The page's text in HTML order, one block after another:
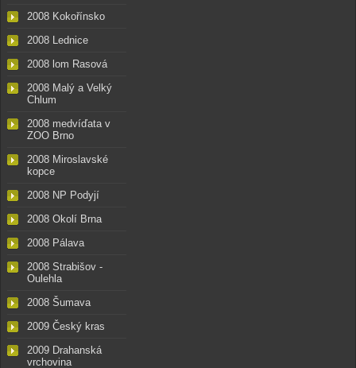
2008 Kokořínsko
2008 Lednice
2008 lom Rasová
2008 Malý a Velký
Chlum
2008 medvíďata v
ZOO Brno
2008 Miroslavské
kopce
2008 NP Podyjí
2008 Okolí Brna
2008 Pálava
2008 Strabišov -
Oulehla
2008 Šumava
2009 Český kras
2009 Drahanská
vrchovina